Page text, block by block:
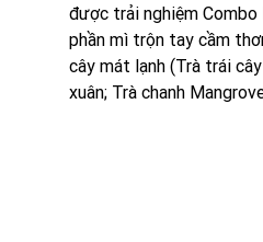
được trải nghiệm
phần mì trộn tay cầm
cây mát lạnh (Trà trái
xuân; Trà chanh